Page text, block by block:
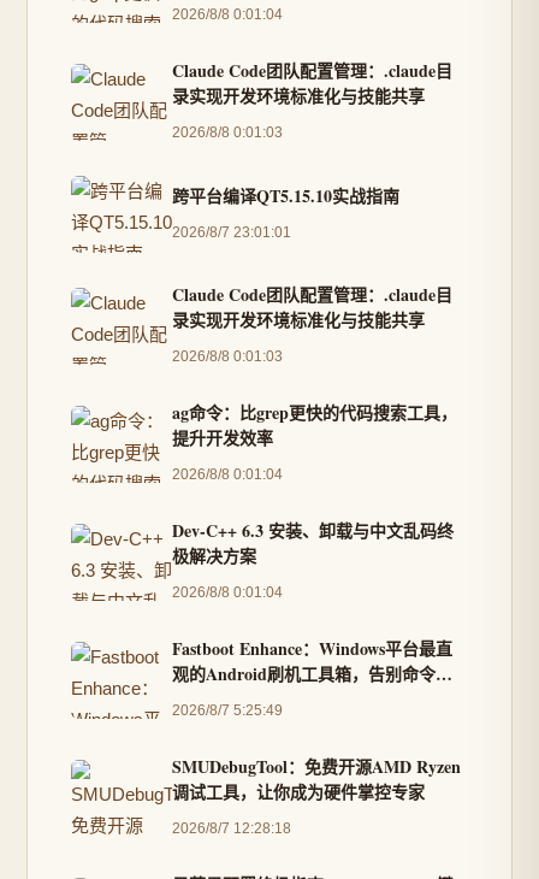
2026/8/8 0:01:04
Claude Code团队配置管理：.claude目
录实现开发环境标准化与技能共享
2026/8/8 0:01:03
跨平台编译QT5.15.10实战指南
2026/8/7 23:01:01
Claude Code团队配置管理：.claude目
录实现开发环境标准化与技能共享
2026/8/8 0:01:03
ag命令：比grep更快的代码搜索工具，
提升开发效率
2026/8/8 0:01:04
Dev-C++ 6.3 安装、卸载与中文乱码终
极解决方案
2026/8/8 0:01:04
Fastboot Enhance：Windows平台最直
观的Android刷机工具箱，告别命令行
复杂操作
2026/8/7 5:25:49
SMUDebugTool：免费开源AMD Ryzen
调试工具，让你成为硬件掌控专家
2026/8/7 12:28:18